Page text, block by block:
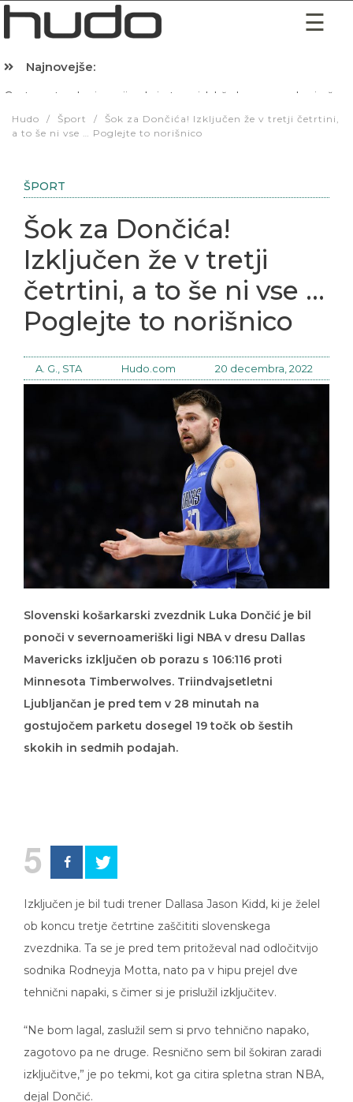
Najnovejše:
a to še ni vse … Poglejte to norišnico
Šok za Dončića!
Izključen že v tretji
četrtini, a to še ni vse …
Poglejte to norišnico
A. G., STA Hudo.com 20 decembra, 2022
ponoči v severnoameriški ligi NBA v dresu Dallas
Mavericks izključen ob porazu s 106:116 proti
Minnesota Timberwolves. Triindvajsetletni
Ljubljančan je pred tem v 28 minutah na
gostujočem parketu dosegel 19 točk ob šestih
skokih in sedmih podajah.
5
ob koncu tretje četrtine zaščititi slovenskega
zvezdnika. Ta se je pred tem pritoževal nad odločitvijo
sodnika Rodneyja Motta, nato pa v hipu prejel dve
tehnični napaki, s čimer si je prislužil izključitev.
zagotovo pa ne druge. Resnično sem bil šokiran zaradi
izključitve,” je po tekmi, kot ga citira spletna stran NBA,
dejal Dončić.